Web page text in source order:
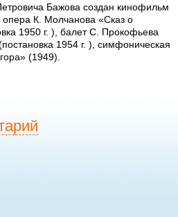
Бажова создан кинофильм
К. Молчанова «Сказ о
1950 г. ), балет С. Прокофьева
1954 г. ), симфоническая
(1949).